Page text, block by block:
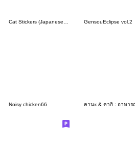
Cat Stickers (Japanese message) Summer 2 GensouEclipse vol.2
Noisy chicken66